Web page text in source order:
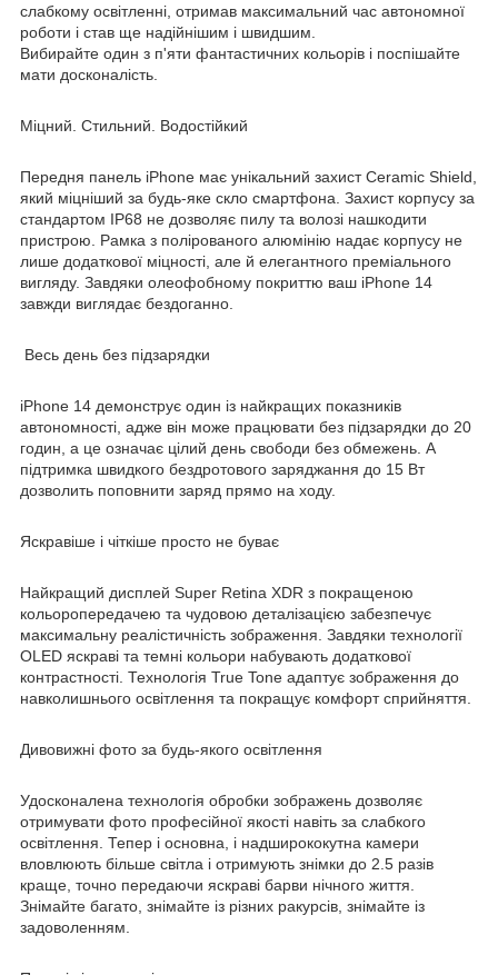
слабкому освітленні, отримав максимальний час автономної
роботи і став ще надійнішим і швидшим.
Вибирайте один з п'яти фантастичних кольорів і поспішайте
мати досконалість.
Міцний. Стильний. Водостійкий
Передня панель iPhone має унікальний захист Ceramic Shield,
який міцніший за будь-яке скло смартфона. Захист корпусу за
стандартом IP68 не дозволяє пилу та волозі нашкодити
пристрою. Рамка з полірованого алюмінію надає корпусу не
лише додаткової міцності, але й елегантного преміального
вигляду. Завдяки олеофобному покриттю ваш iPhone 14
завжди виглядає бездоганно.
Весь день без підзарядки
iPhone 14 демонструє один із найкращих показників
автономності, адже він може працювати без підзарядки до 20
годин, а це означає цілий день свободи без обмежень. А
підтримка швидкого бездротового заряджання до 15 Вт
дозволить поповнити заряд прямо на ходу.
Яскравіше і чіткіше просто не буває
Найкращий дисплей Super Retina XDR з покращеною
кольоропередачею та чудовою деталізацією забезпечує
максимальну реалістичність зображення. Завдяки технології
OLED яскраві та темні кольори набувають додаткової
контрастності. Технологія True Tone адаптує зображення до
навколишнього освітлення та покращує комфорт сприйняття.
Дивовижні фото за будь-якого освітлення
Удосконалена технологія обробки зображень дозволяє
отримувати фото професійної якості навіть за слабкого
освітлення. Тепер і основна, і надширококутна камери
вловлюють більше світла і отримують знімки до 2.5 разів
краще, точно передаючи яскраві барви нічного життя.
Знімайте багато, знімайте із різних ракурсів, знімайте із
задоволенням.